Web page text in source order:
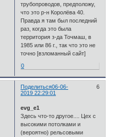
трубопроводов, предположу,
что это р-н Королёва 40.
Правда я там был последний
раз, когда это была
территория з-да Точмаш, в
1985 или 86 г., так что это не
точно [взломанный сайт]
0
Поделиться 6
06-06-
2019 22:29:01
evg_e1
Здесь что-то другое.... Цех с
высокими потолками и
(вероятно) рельсовыми